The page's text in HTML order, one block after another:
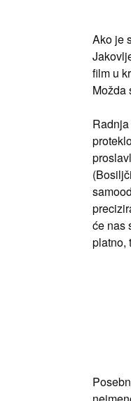
Ako je
film u
Možda
će nas
platno,